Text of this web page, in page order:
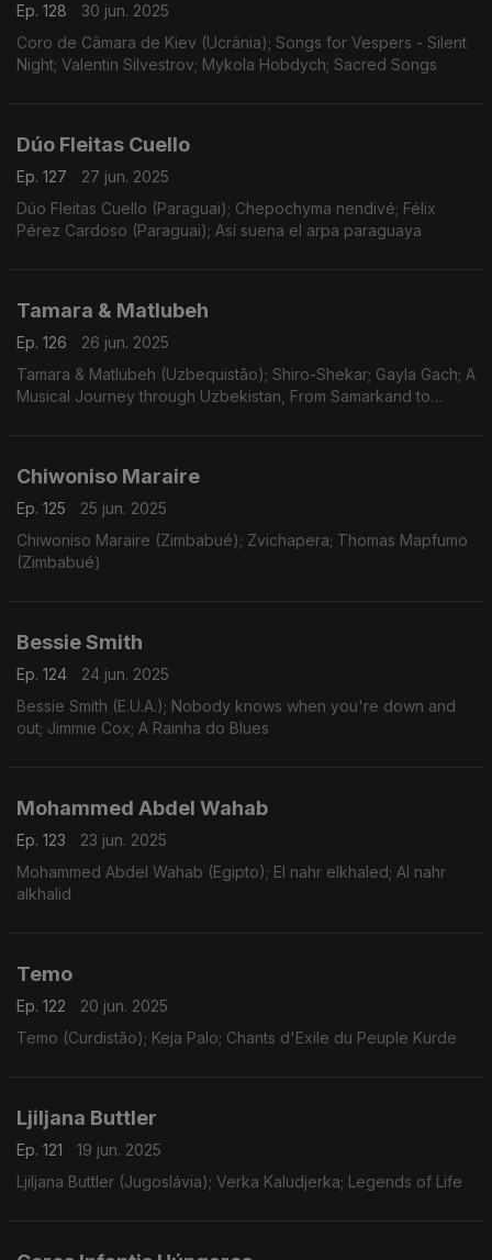
Ep. 128
30 jun. 2025
Coro de Câmara de Kiev (Ucrânia); Songs for Vespers - Silent
Night; Valentin Silvestrov; Mykola Hobdych; Sacred Songs
Dúo Fleitas Cuello
Ep. 127
27 jun. 2025
Dúo Fleitas Cuello (Paraguai); Chepochyma nendivé; Félix
Pérez Cardoso (Paraguai); Así suena el arpa paraguaya
Tamara & Matlubeh
Ep. 126
26 jun. 2025
Tamara & Matlubeh (Uzbequistão); Shiro-Shekar; Gayla Gach; A
Musical Journey through Uzbekistan, From Samarkand to
Chiwoniso Maraire
Ep. 125
25 jun. 2025
Chiwoniso Maraire (Zimbabué); Zvichapera; Thomas Mapfumo
(Zimbabué)
Bessie Smith
Ep. 124
24 jun. 2025
Bessie Smith (E.U.A.); Nobody knows when you're down and
out; Jimmie Cox; A Rainha do Blues
Mohammed Abdel Wahab
Ep. 123
23 jun. 2025
Mohammed Abdel Wahab (Egipto); El nahr elkhaled; Al nahr
alkhalid
Temo
Ep. 122
20 jun. 2025
Temo (Curdistão); Keja Palo; Chants d'Exile du Peuple Kurde
Ljiljana Buttler
Ep. 121
19 jun. 2025
Ljiljana Buttler (Jugoslávia); Verka Kaludjerka; Legends of Life